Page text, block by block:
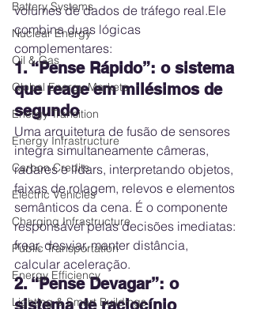
Battery Systems
Nuclear Energy
Oil & Gas
Global Energy Markets
Energy Transition
Energy Infrastructure
Carbon Credits
Electric Vehicles
Charging Infrastructure
Public Transportation
Energy Efficiency
Lighting & Smart Buildings
volumes de dados de tráfego real.Ele
combina duas lógicas
complementares:
1. “Pense Rápido”: o sistema
que reage em milésimos de
segundo
Uma arquitetura de fusão de sensores
integra simultaneamente câmeras,
radares e lidars, interpretando objetos,
faixas de rolagem, relevos e elementos
semânticos da cena. É o componente
responsável pelas decisões imediatas:
frear, desviar, manter distância,
calcular aceleração.
2. “Pense Devagar”: o